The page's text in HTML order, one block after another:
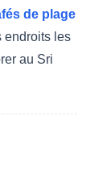
de plage
endroits les
au Sri